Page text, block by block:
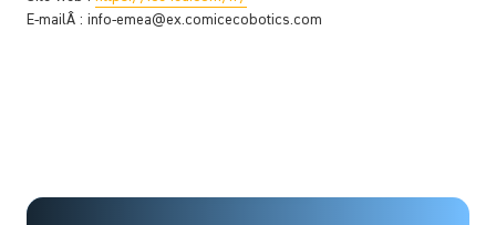
E-mailÂ : info-emea@ex.comicecobotics.com